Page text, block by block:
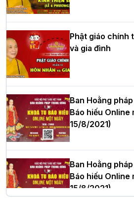
Trưởng BTS GHPGVN tỉnh Nghệ
Hòa thượng Thích Quảng Tùng
cử Trưởng BTS GHPGVN thành
Phòng nhiệm kỳ 2026 – 2031
Thượng tọa Thích Tâm Chính
cử tân Trưởng ban Trị sự
Phật giáo chính
và gia đình
Ban Hoằng
Báo hiếu Online
15/8/2021)
Ban Hoằng
Báo hiếu Online
15/8/2021)